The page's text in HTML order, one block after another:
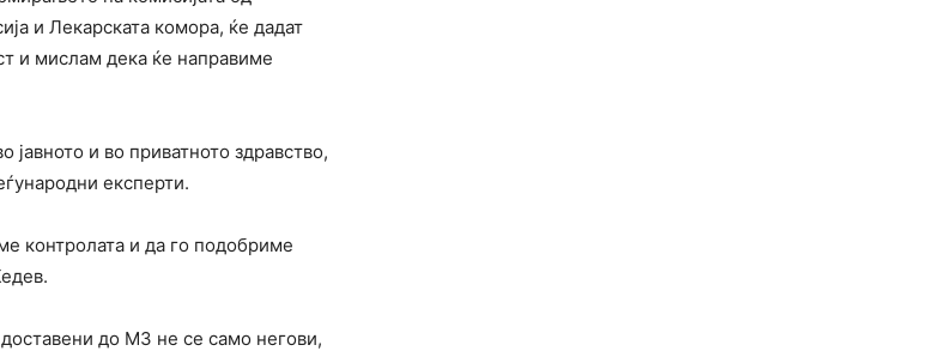
и Лекарската комора, ќе дадат
и мислам дека ќе направиме
и во приватното здравство,
експерти.
контролата и да го подобриме
доставени до МЗ не се само негови,